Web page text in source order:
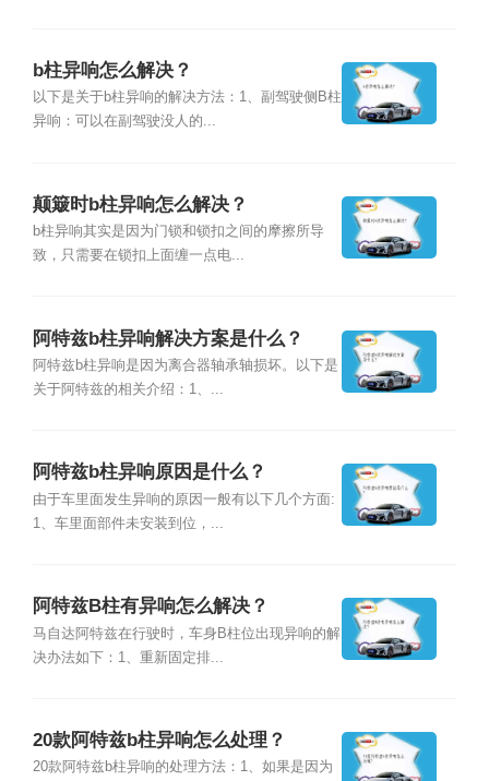
b柱异响怎么解决？
以下是关于b柱异响的解决方法：1、副驾驶侧B柱
异响：可以在副驾驶没人的...
颠簸时b柱异响怎么解决？
b柱异响其实是因为门锁和锁扣之间的摩擦所导
致，只需要在锁扣上面缠一点电...
阿特兹b柱异响解决方案是什么？
阿特兹b柱异响是因为离合器轴承轴损坏。以下是
关于阿特兹的相关介绍：1、...
阿特兹b柱异响原因是什么？
由于车里面发生异响的原因一般有以下几个方面:
1、车里面部件未安装到位，...
阿特兹B柱有异响怎么解决？
马自达阿特兹在行驶时，车身B柱位出现异响的解
决办法如下：1、重新固定排...
20款阿特兹b柱异响怎么处理？
20款阿特兹b柱异响的处理方法：1、如果是因为